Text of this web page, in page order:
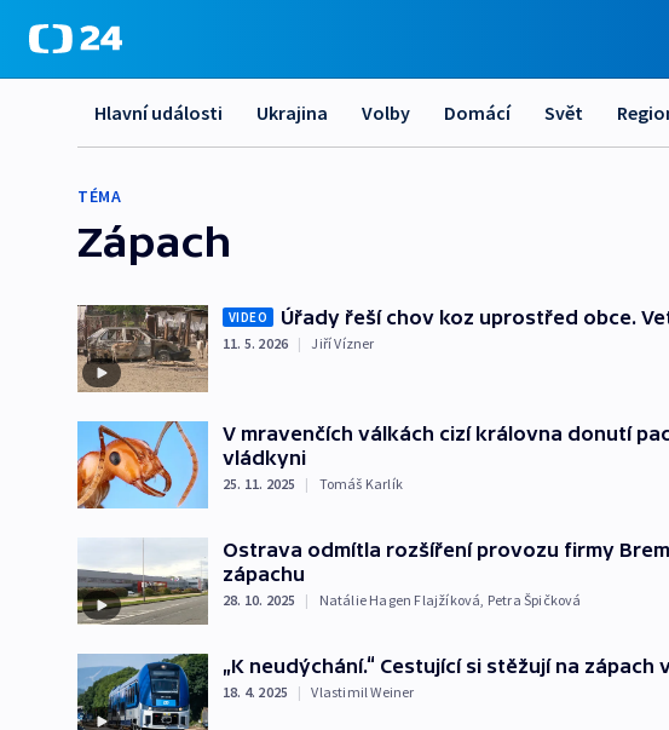
Hlavní události Ukrajina Volby Domácí Svět
TÉMA
Zápach
VIDEO Úřady řeší chov koz uprostřed obce.
11. 5. 2026 | Jiří Vízner
V mravenčích válkách cizí královna donutí
vládkyni
25. 11. 2025 | Tomáš Karlík
Ostrava odmítla rozšíření provozu firmy
zápachu
28. 10. 2025 | Natálie Hagen Flajžíková Petra Špičková
„K neudýchání.“ Cestující si stěžují na zápach
18. 4. 2025 | Vlastimil Weiner